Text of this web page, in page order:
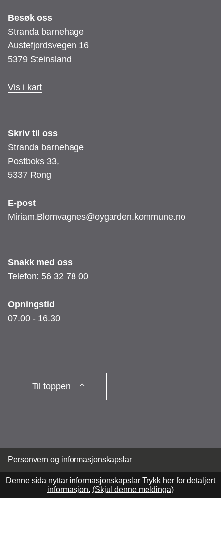
Besøk oss
Stranda barnehage
Austefjordsvegen 16
5379 Steinsland
Vis i kart
Skriv til oss
Stranda barnehage
Postboks 33,
5337 Rong
E-post
Miriam.Blomvagnes@oygarden.kommune.no
Snakk med oss
Telefon: 56 32 78 00
Opningstid
07.00 - 16.30
Til toppen
Personvern og informasjonskapslar
Denne sida nyttar informasjonskapslar Trykk her for detaljert
informasjon. (Skjul denne meldinga)